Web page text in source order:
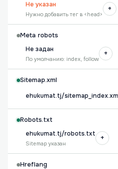
Не указан
Нужно добавить тег в <head>
+
Meta robots
Не задан
По умолчанию: index, follow
+
Sitemap.xml
ehukumat.tj/
Robots.txt
ehukumat.tj/robots.txt
Sitemap указан
+
Hreflang